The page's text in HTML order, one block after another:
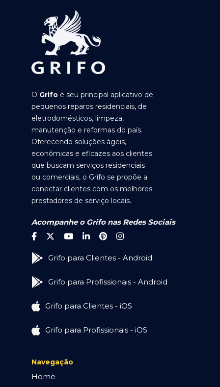
O Grifo é seu principal aplicativo de
pequenos reparos residenciais, de
eletrodomésticos, limpeza,
manutenção e reformas do país.
Oferecendo soluções ágeis,
econômicas e eficazes aos clientes
que buscam serviços residenciais
ou comerciais, o Grifo se propõe a
conectar clientes com os melhores
prestadores de serviço locais.
Acompanhe o Grifo nas Redes Sociais
Grifo para Clientes - Android
Grifo para Profissionais - Android
Grifo para Clientes - iOS
Grifo para Profissionais - iOS
Navegação
Home